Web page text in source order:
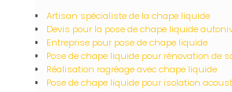
Artisan spécialiste de la chape liquide
Devis pour la pose de chape liquide
Entreprise pour pose de chape liquide
Pose de chape liquide pour rénovation de
Réalisation ragréage avec chape liquide
Pose de chape liquide pour isolation